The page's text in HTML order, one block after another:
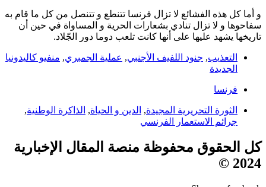
و أما كل هذه الفشائع لا تزال فرنسا تتنطع و تتنصل من كل ما قام به
سفاحوها و لا تزال تنادي بشعارات الحرية و المساواة في حين أن
تاريخها يشهد عليها على أنها كانت تلعب دوما دور الجّلاد.
التعذيب, جنود اللفيف الأجنبي, عملية الجمبري, منفيو كاليدونيا
الجديدة
فرنسا
الثورة التحريرية المجيدة, الدين و الحياة, الذاكرة الوطنية,
جرائم الاستعمار الفرنسي
كل الحقوق محفوظة منصة المقال الإخبارية
2024 ©